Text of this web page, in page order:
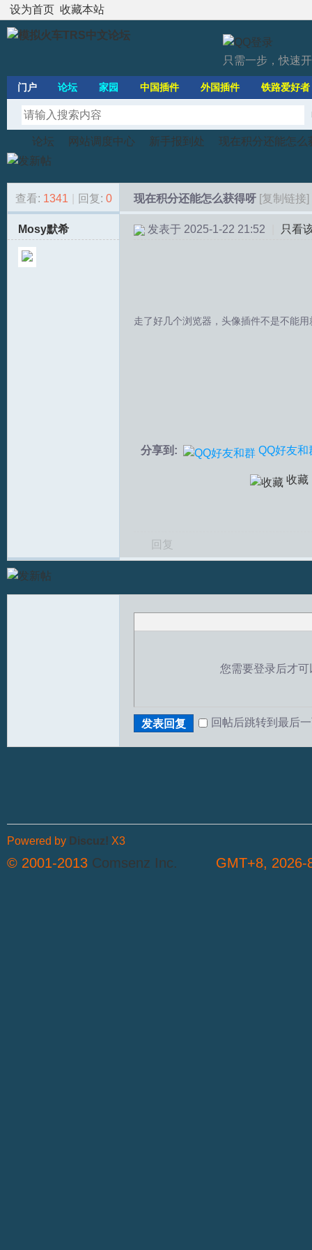
设为首页 收藏本站
只需一步，快速
门户 论坛 家园 中国插件 外国插件 铁路爱好者
模»
论坛
›
网站调度中心
›
新手报到处
›
现在积分还能怎么
查看: 1341 回复: 0 现在积分还能怎么获得呀 [复制链接]
Mosy默希 发表于 2025-1-22 21:52 只看
走了好几个浏览器，头像插件不是不能
分享到: QQ好友和
收藏
回复
您需要登录后才
发表回复 回帖后跳转到最后
GMT+8, 2026-
Powered by Discuz! X3
© 2001-2013 Comsenz Inc.